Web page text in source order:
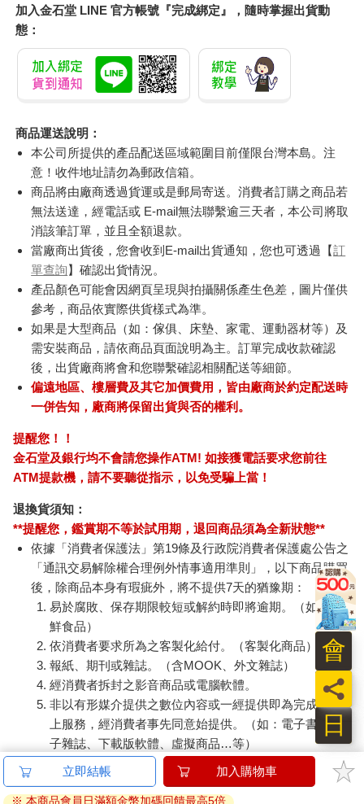
加入金石堂 LINE 官方帳號『完成綁定』，隨時掌握出貨動
態：
商品運送說明：
本公司所提供的產品配送區域範圍目前僅限台灣本島。注
意！收件地址請勿為郵政信箱。
商品將由廠商透過貨運或是郵局寄送。消費者訂購之商品若
無法送達，經電話或 E-mail無法聯繫逾三天者，本公司將取
消該筆訂單，並且全額退款。
當廠商出貨後，您會收到E-mail出貨通知，您也可透過【訂
單查詢】確認出貨情況。
產品顏色可能會因網頁呈現與拍攝關係產生色差，圖片僅供
參考，商品依實際供貨樣式為準。
如果是大型商品（如：傢俱、床墊、家電、運動器材等）及
需安裝商品，請依商品頁面說明為主。訂單完成收款確認
後，出貨廠商將會和您聯繫確認相關配送等細節。
偏遠地區、樓層費及其它加價費用，皆由廠商於約定配送時
一併告知，廠商將保留出貨與否的權利。
提醒您！！
金石堂及銀行均不會請您操作ATM! 如接獲電話要求您前往
ATM提款機，請不要聽從指示，以免受騙上當！
退換貨須知：
**提醒您，鑑賞期不等於試用期，退回商品須為全新狀態**
依據「消費者保護法」第19條及行政院消費者保護處公告之
「通訊交易解除權合理例外情事適用準則」，以下商品購買
後，除商品本身有瑕疵外，將不提供7天的猶豫期：
易於腐敗、保存期限較短或解約時即將逾期。（如：生
鮮食品）
依消費者要求所為之客製化給付。（客製化商品）
報紙、期刊或雜誌。（含MOOK、外文雜誌）
經消費者拆封之影音商品或電腦軟體。
非以有形媒介提供之數位內容或一經提供即為完成之線
上服務，經消費者事先同意始提供。（如：電子書、電
子雜誌、下載版軟體、虛擬商品…等）
已拆封之個人衛生用品。（如：內衣褲、刮鬍刀、除毛
立即結帳 加入購物車
※ 本商品會員日滿額金幣加碼回饋最高5倍
日
員
會